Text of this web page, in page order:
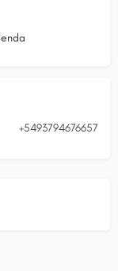
+5493794676657